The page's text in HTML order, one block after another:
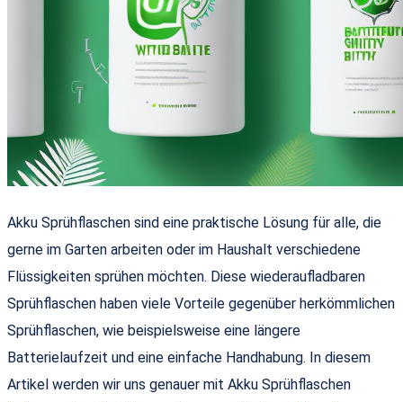
Akku Sprühflaschen sind eine praktische Lösung für alle, die
gerne im Garten arbeiten oder im Haushalt verschiedene
Flüssigkeiten sprühen möchten. Diese wiederaufladbaren
Sprühflaschen haben viele Vorteile gegenüber herkömmlichen
Sprühflaschen, wie beispielsweise eine längere
Batterielaufzeit und eine einfache Handhabung. In diesem
Artikel werden wir uns genauer mit Akku Sprühflaschen